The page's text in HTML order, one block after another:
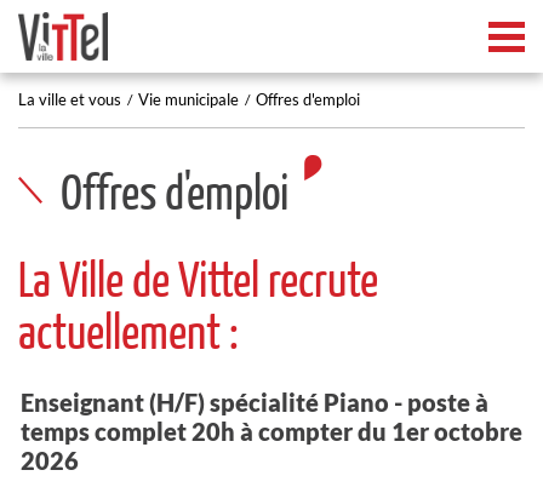
La ville et vous Vie municipale Offres d'emploi
Offres d'emploi
La Ville de Vittel recrute
actuellement :
Enseignant (H/F) spécialité Piano - poste à
temps complet 20h à compter du 1er octobre
2026